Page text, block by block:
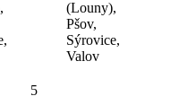
(Louny),
Pšov,
Sýrovice,
Valov
5